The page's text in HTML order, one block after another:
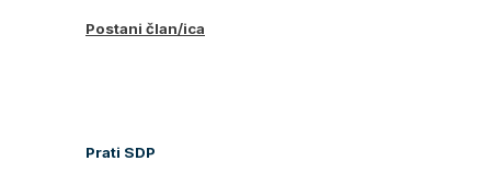
Postani član/ica
Prati SDP